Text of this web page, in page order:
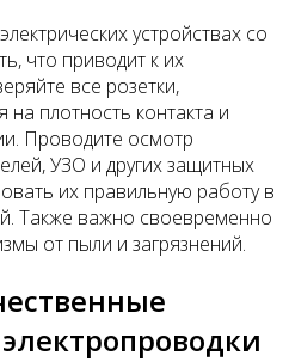
устройствах со
что приводит к их
все розетки,
плотность контакта и
Проводите осмотр
УЗО и других защитных
их правильную работу в
Также важно своевременно
от пыли и загрязнений.